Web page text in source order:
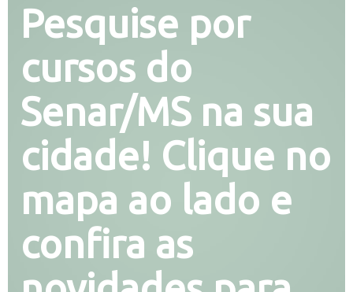
Pesquise por
cursos do
Senar/MS na sua
cidade! Clique no
mapa ao lado e
confira as